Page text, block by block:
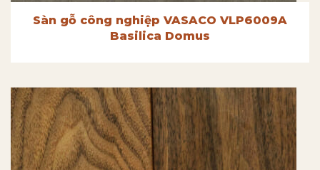
Sàn gỗ công nghiệp VASACO VLP6009A
Basilica Domus